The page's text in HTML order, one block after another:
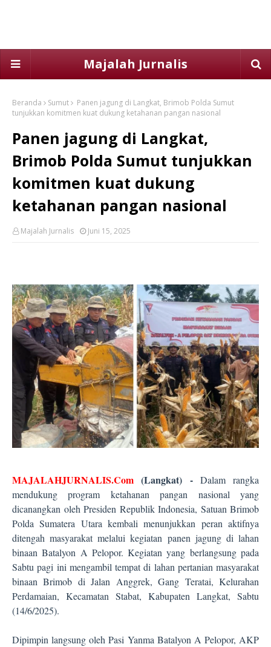
Majalah Jurnalis
Beranda Sumut
Panen jagung di Langkat, Brimob Polda Sumut
tunjukkan komitmen kuat dukung ketahanan pangan nasional
Panen jagung di Langkat,
Brimob Polda Sumut tunjukkan
komitmen kuat dukung
ketahanan pangan nasional
Majalah Jurnalis Juni 15, 2025
MAJALAHJURNALIS.Com(Langkat) -Dalam rangka
mendukung program ketahanan pangan nasional yang
dicanangkan oleh Presiden Republik Indonesia, Satuan Brimob
Polda Sumatera Utara kembali menunjukkan peran aktifnya
ditengah masyarakat melalui kegiatan panen jagung di lahan
binaan Batalyon A Pelopor. Kegiatan yang berlangsung pada
Sabtu pagi ini mengambil tempat di lahan pertanian masyarakat
binaan Brimob di Jalan Anggrek, Gang Teratai, Kelurahan
Perdamaian, Kecamatan Stabat, Kabupaten Langkat, Sabtu
(14/6/2025).
Dipimpin langsung oleh Pasi Yanma Batalyon A Pelopor, AKP